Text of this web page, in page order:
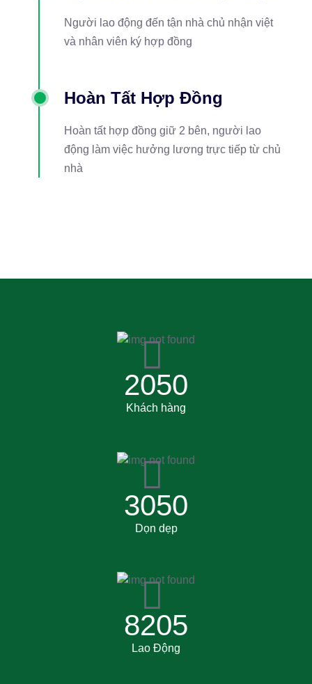
Người lao động đến tận nhà chủ nhận việt
và nhân viên ký hợp đồng
Hoàn Tất Hợp Đồng
Hoàn tất hợp đồng giữ 2 bên, người lao
động làm việc hưởng lương trực tiếp từ chủ
nhà
2050
Khách hàng
3050
Dọn dẹp
8205
Lao Động